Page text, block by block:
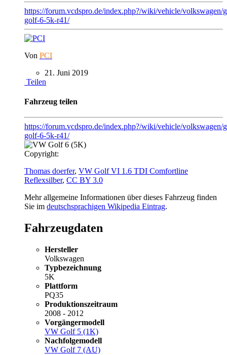
https://forum.vcdspro.de/index.php?/wiki/vehicle/volkswagen/
golf-6-5k-r41/
Von PCI
21. Juni 2019
Teilen
Fahrzeug teilen
https://forum.vcdspro.de/index.php?/wiki/vehicle/volkswagen/
golf-6-5k-r41/
Copyright:
Thomas doerfer, VW Golf VI 1.6 TDI Comfortline
Reflexsilber, CC BY 3.0
Mehr allgemeine Informationen über dieses Fahrzeug finden
Sie im deutschsprachigen Wikipedia Eintrag.
Fahrzeugdaten
Hersteller
Volkswagen
Typbezeichnung
5K
Plattform
PQ35
Produktionszeitraum
2008 - 2012
Vorgängermodell
VW Golf 5 (1K)
Nachfolgemodell
VW Golf 7 (AU)